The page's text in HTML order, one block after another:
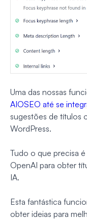
Uma das nossas
AIOSEO até se
sugestões de títulos
WordPress.
Tudo o que precisa
OpenAI para obter
IA.
Esta fantástica
obter ideias para